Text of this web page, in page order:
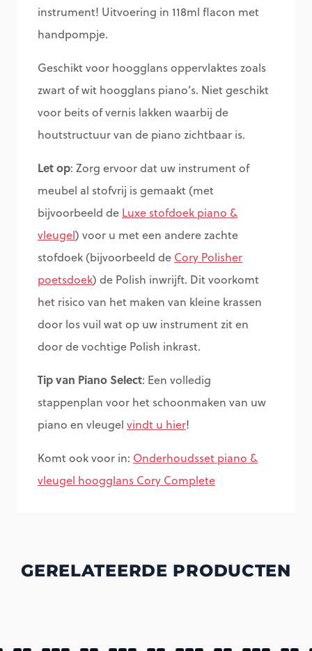
instrument! Uitvoering in 118ml flacon met
handpompje.
Geschikt voor hoogglans oppervlaktes zoals
zwart of wit hoogglans piano’s. Niet geschikt
voor beits of vernis lakken waarbij de
houtstructuur van de piano zichtbaar is.
Let op: Zorg ervoor dat uw instrument of
meubel al stofvrij is gemaakt (met
bijvoorbeeld de Luxe stofdoek piano &
vleugel) voor u met een andere zachte
stofdoek (bijvoorbeeld de Cory Polisher
poetsdoek) de Polish inwrijft. Dit voorkomt
het risico van het maken van kleine krassen
door los vuil wat op uw instrument zit en
door de vochtige Polish inkrast.
Tip van Piano Select: Een volledig
stappenplan voor het schoonmaken van uw
piano en vleugel vindt u hier!
Komt ook voor in: Onderhoudsset piano &
vleugel hoogglans Cory Complete
GERELATEERDE PRODUCTEN